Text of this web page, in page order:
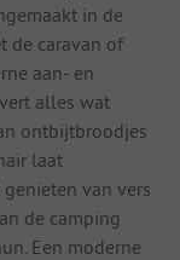
in de
de caravan of
aan- en
alles wat
ontbijtbroodjes
laat
van vers
de camping
Een moderne